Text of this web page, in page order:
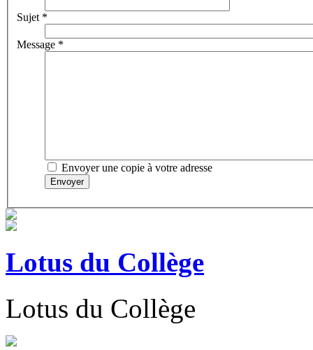
Sujet *
Message *
Envoyer une copie à votre adresse
Envoyer
Lotus du Collège
Lotus du Collège